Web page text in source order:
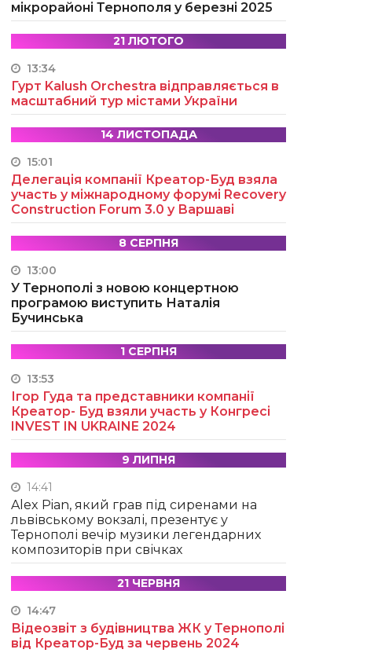
мікрорайоні Тернополя у березні 2025
21 ЛЮТОГО
13:34
Гурт Kalush Orchestra відправляється в
масштабний тур містами України
14 ЛИСТОПАДА
15:01
Делегація компанії Креатор-Буд взяла
участь у міжнародному форумі Recovery
Construction Forum 3.0 у Варшаві
8 СЕРПНЯ
13:00
У Тернополі з новою концертною
програмою виступить Наталія
Бучинська
1 СЕРПНЯ
13:53
Ігор Гуда та представники компанії
Креатор- Буд взяли участь у Конгресі
INVEST IN UKRAINE 2024
9 ЛИПНЯ
14:41
Alex Pian, який грав під сиренами на
львівському вокзалі, презентує у
Тернополі вечір музики легендарних
композиторів при свічках
21 ЧЕРВНЯ
14:47
Відеозвіт з будівництва ЖК у Тернополі
від Креатор-Буд за червень 2024